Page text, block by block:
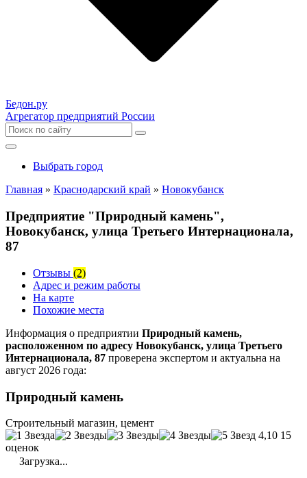
Бедон.ру
Агрегатор предприятий России
Выбрать город
Главная » Краснодарский край » Новокубанск
Предприятие "Природный камень",
Новокубанск, улица Третьего Интернационала,
87
Отзывы (2)
Адрес и режим работы
На карте
Похожие места
Информация о предприятии Природный камень,
расположенном по адресу Новокубанск, улица Третьего
Интернационала, 87 проверена экспертом и актуальна на
август 2026 года:
Природный камень
Строительный магазин, цемент
4,10 15
оценок
Загрузка...